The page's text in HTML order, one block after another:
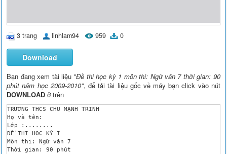
3 trang linhlam94 959 0
Download
Bạn đang xem tài liệu "Đề thi học kỳ 1 môn thi: Ngữ văn 7 thời gian: 90
phút năm học 2009-2010", để tải tài liệu gốc về máy bạn click vào nút
DOWNLOAD ở trên
TRƯỜNG THCS CHU MẠNH TRINH
Họ và tên:
Lớp :........
ĐỀ THI HỌC KỲ I
Môn thi: Ngữ văn 7
Thời gian: 90 phút